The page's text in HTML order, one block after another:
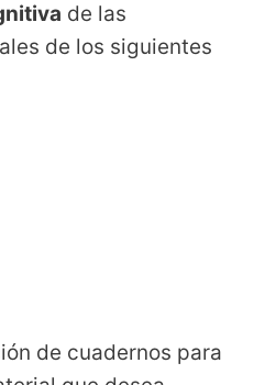
de las
de los siguientes
de cuadernos para